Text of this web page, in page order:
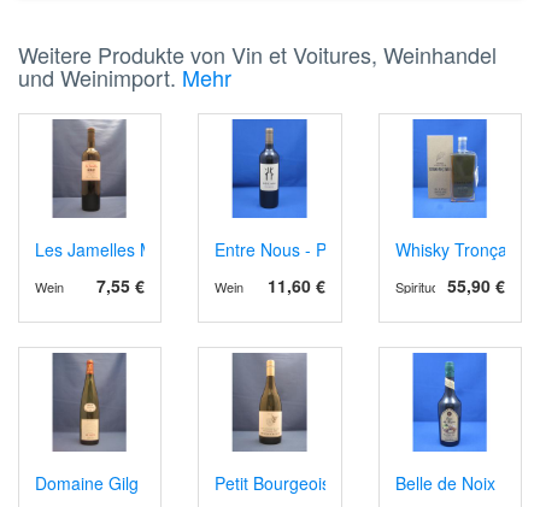
Weitere Produkte von Vin et Voitures, Weinhandel
und Weinimport. Mehr
Les Jamelles Merlot
7,55 €
Wein
Entre Nous - Petit Verdot
11,60 €
Wein
Whisky Tronçais
55,90 €
Spirituosen
Domaine Gilg Riesling Marnes et Calcaire 2023
Petit Bourgeois VdP Val de Loire 2023
Belle de Noix